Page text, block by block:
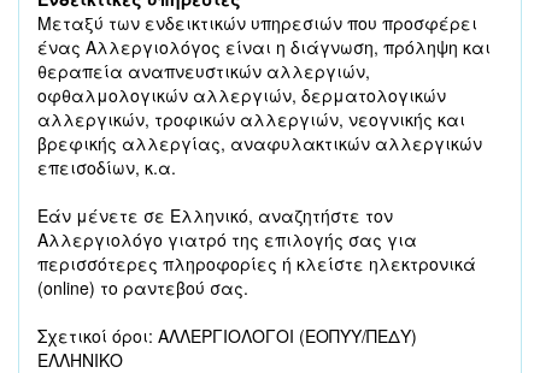
Μεταξύ των ενδεικτικών υπηρεσιών που προσφέρει
ένας Αλλεργιολόγος είναι η διάγνωση, πρόληψη και
θεραπεία αναπνευστικών αλλεργιών,
οφθαλμολογικών αλλεργιών, δερματολογικών
αλλεργικών, τροφικών αλλεργιών, νεογνικής και
βρεφικής αλλεργίας, αναφυλακτικών αλλεργικών
επεισοδίων, κ.α.
Εάν μένετε σε Ελληνικό, αναζητήστε τον
Αλλεργιολόγο γιατρό της επιλογής σας για
περισσότερες πληροφορίες ή κλείστε ηλεκτρονικά
(online) το ραντεβού σας.
Σχετικοί όροι: ΑΛΛΕΡΓΙΟΛΟΓΟΙ (ΕΟΠΥΥ/ΠΕΔΥ)
ΕΛΛΗΝΙΚΟ